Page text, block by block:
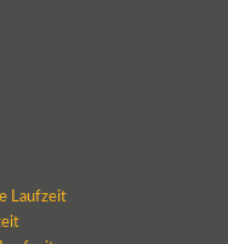
Laufzeit